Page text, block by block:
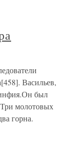
Васильев,
был
молотовых
горна.